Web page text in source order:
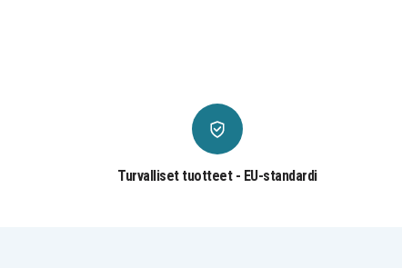
Turvalliset tuotteet - EU-standardi